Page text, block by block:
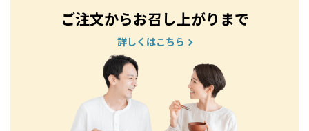
ご注文からお召し上がりまで
詳しくはこちら